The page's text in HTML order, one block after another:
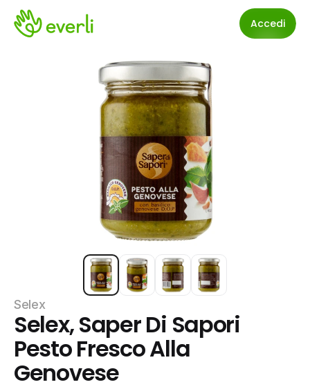
Accedi
Selex
Selex, Saper Di Sapori
Pesto Fresco Alla
Genovese